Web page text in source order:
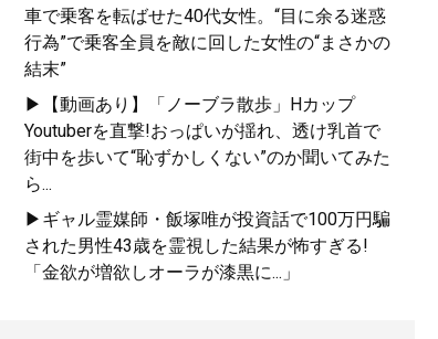
車で乗客を転ばせた40代女性。“目に余る迷惑
行為”で乗客全員を敵に回した女性の“まさかの
結末”
▶【動画あり】「ノーブラ散歩」Hカップ
Youtuberを直撃!おっぱいが揺れ、透け乳首で
街中を歩いて“恥ずかしくない”のか聞いてみた
ら...
▶ギャル霊媒師・飯塚唯が投資話で100万円騙
された男性43歳を霊視した結果が怖すぎる!
「金欲が増欲しオーラが漆黒に...」